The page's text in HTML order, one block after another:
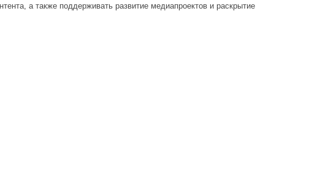
а также поддерживать развитие медиапроектов и раскрытие